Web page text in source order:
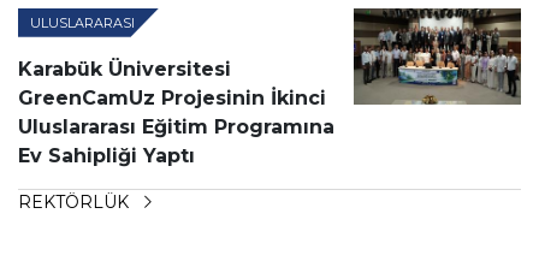
ULUSLARARASI
Karabük Üniversitesi
GreenCamUz Projesinin İkinci
Uluslararası Eğitim Programına
Ev Sahipliği Yaptı
REKTÖRLÜK